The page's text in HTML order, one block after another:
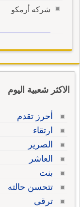
شركه أرمكو
الاكثر شعبية اليوم
أحرز تقدم
ارتقاء
الصرير
العاشر
بنت
تتحسن حالته
ترقى